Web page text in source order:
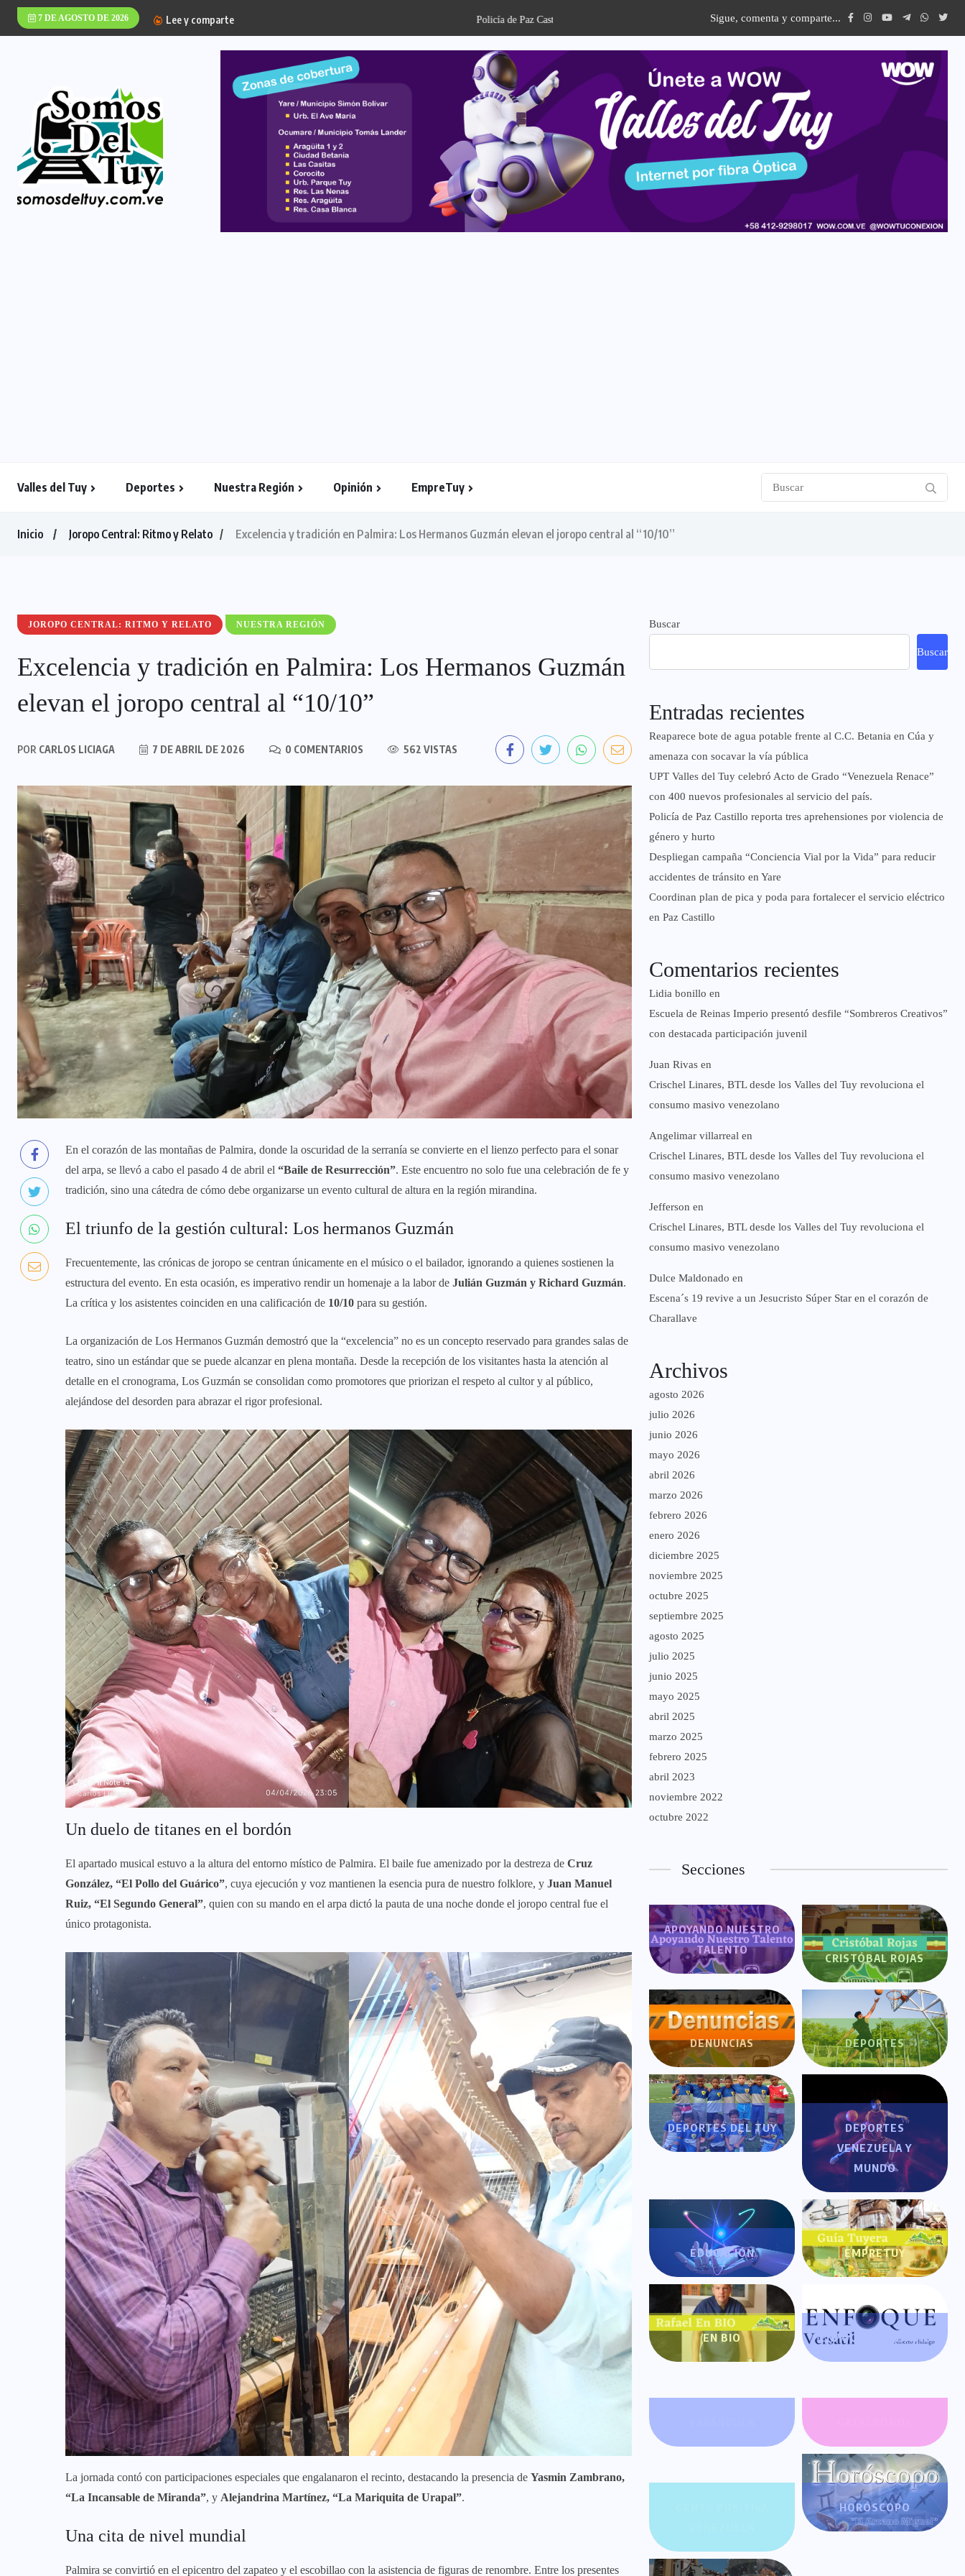
7 DE AGOSTO DE 2026 Lee y comparte Sigue, comenta y comparte...
Valles del Tuy Deportes Nuestra Región Opinión EmpreTuy
Inicio Joropo Central: Ritmo y Relato Excelencia y tradición en Palmira: Los Hermanos Guzmán elevan el joropo central al “10/10”
JOROPO CENTRAL: RITMO Y RELATO NUESTRA REGIÓN
Excelencia y tradición en Palmira: Los Hermanos Guzmán
elevan el joropo central al “10/10”
POR CARLOS LICIAGA 7 DE ABRIL DE 2026 0 COMENTARIOS 562 VISTAS
En el corazón de las montañas de Palmira, donde la oscuridad de la serranía se convierte en el lienzo perfecto para el sonar
del arpa, se llevó a cabo el pasado 4 de abril el “Baile de Resurrección”. Este encuentro no solo fue una celebración de fe y
tradición, sino una cátedra de cómo debe organizarse un evento cultural de altura en la región mirandina.
​El triunfo de la gestión cultural: Los hermanos Guzmán
​Frecuentemente, las crónicas de joropo se centran únicamente en el músico o el bailador, ignorando a quienes sostienen la
estructura del evento. En esta ocasión, es imperativo rendir un homenaje a la labor de Julián Guzmán y Richard Guzmán.
La crítica y los asistentes coinciden en una calificación de 10/10 para su gestión.
​La organización de Los Hermanos Guzmán demostró que la “excelencia” no es un concepto reservado para grandes salas de
teatro, sino un estándar que se puede alcanzar en plena montaña. Desde la recepción de los visitantes hasta la atención al
detalle en el cronograma, Los Guzmán se consolidan como promotores que priorizan el respeto al cultor y al público,
alejándose del desorden para abrazar el rigor profesional.
​Un duelo de titanes en el bordón
​El apartado musical estuvo a la altura del entorno místico de Palmira. El baile fue amenizado por la destreza de Cruz
González, “El Pollo del Guárico”, cuya ejecución y voz mantienen la esencia pura de nuestro folklore, y Juan Manuel
Ruiz, “El Segundo General”, quien con su mando en el arpa dictó la pauta de una noche donde el joropo central fue el
único protagonista.
​La jornada contó con participaciones especiales que engalanaron el recinto, destacando la presencia de Yasmin Zambrano,
“La Incansable de Miranda”, y Alejandrina Martínez, “La Mariquita de Urapal”.
​Una cita de nivel mundial
​Palmira se convirtió en el epicentro del zapateo y el escobillao con la asistencia de figuras de renombre. Entre los presentes
Buscar
Buscar
Entradas recientes
Reaparece bote de agua potable frente al C.C. Betania en Cúa y
amenaza con socavar la vía pública
UPT Valles del Tuy celebró Acto de Grado “Venezuela Renace”
con 400 nuevos profesionales al servicio del país.
‎Policía de Paz Castillo reporta tres aprehensiones por violencia de
género y hurto
‎Despliegan campaña “Conciencia Vial por la Vida” para reducir
accidentes de tránsito en Yare
Coordinan plan de pica y poda para fortalecer el servicio eléctrico
en Paz Castillo
Comentarios recientes
Lidia bonillo en
Escuela de Reinas Imperio presentó desfile “Sombreros Creativos”
con destacada participación juvenil
Juan Rivas en
Crischel Linares, BTL desde los Valles del Tuy revoluciona el
consumo masivo venezolano
Angelimar villarreal en
Crischel Linares, BTL desde los Valles del Tuy revoluciona el
consumo masivo venezolano
Jefferson en
Crischel Linares, BTL desde los Valles del Tuy revoluciona el
consumo masivo venezolano
Dulce Maldonado en
Escena´s 19 revive a un Jesucristo Súper Star en el corazón de
Charallave
Archivos
agosto 2026
julio 2026
junio 2026
mayo 2026
abril 2026
marzo 2026
febrero 2026
enero 2026
diciembre 2025
noviembre 2025
octubre 2025
septiembre 2025
agosto 2025
julio 2025
junio 2025
mayo 2025
abril 2025
marzo 2025
febrero 2025
abril 2023
noviembre 2022
octubre 2022
Secciones
APOYANDO NUESTRO
TALENTO
CRISTÓBAL ROJAS
DENUNCIAS DEPORTES
DEPORTES DEL TUY
DEPORTES
VENEZUELA Y
MUNDO
EDUCACIÓN EMPRETUY
EN BIO ENFOQUE VERSÁTIL
HORÓSCOPO